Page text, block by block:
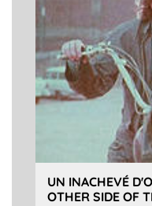
UN INACHEVÉ
OTHER SIDE OF